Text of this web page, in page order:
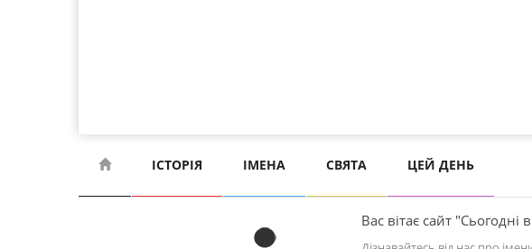
ІСТОРІЯ ІМЕНА СВЯТА ЦЕЙ ДЕНЬ
Вас вітає сайт "Сьогодні в